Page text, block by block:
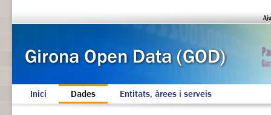
Inici Dades Entitats, àrees i serveis